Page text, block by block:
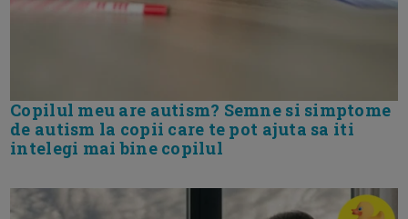
Copilul meu are autism? Semne si simptome
de autism la copii care te pot ajuta sa iti
intelegi mai bine copilul